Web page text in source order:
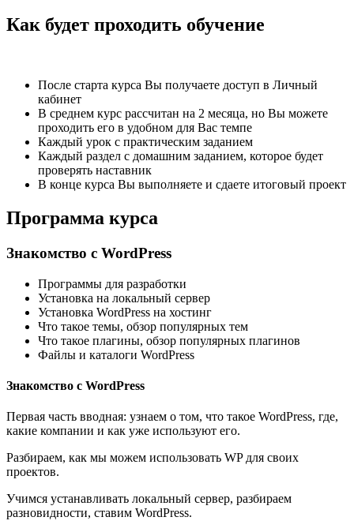
Как будет проходить обучение
После старта курса Вы получаете доступ в Личный
кабинет
В среднем курс рассчитан на 2 месяца, но Вы можете
проходить его в удобном для Вас темпе
Каждый урок с практическим заданием
Каждый раздел с домашним заданием, которое будет
проверять наставник
В конце курса Вы выполняете и сдаете итоговый проект
Программа курса
Знакомство с WordPress
Программы для разработки
Установка на локальный сервер
Установка WordPress на хостинг
Что такое темы, обзор популярных тем
Что такое плагины, обзор популярных плагинов
Файлы и каталоги WordPress
Знакомство с WordPress
Первая часть вводная: узнаем о том, что такое WordPress, где,
какие компании и как уже используют его.
Разбираем, как мы можем использовать WP для своих
проектов.
Учимся устанавливать локальный сервер, разбираем
разновидности, ставим WordPress.